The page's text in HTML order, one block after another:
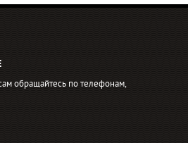
обращайтесь по телефонам,